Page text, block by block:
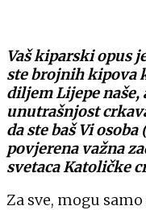
Vaš kiparski opus
ste brojnih kipova
diljem Lijepe
unutrašnjost
da ste baš Vi
povjerena važna
svetaca Katoličke
Za sve, mogu